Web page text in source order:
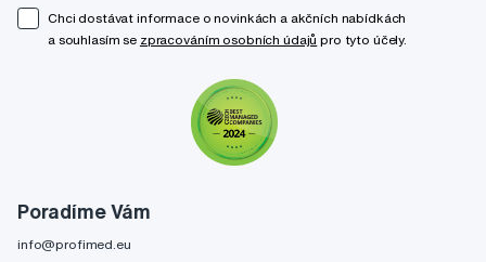
Poradíme Vám
info@profimed.eu
Chci dostávat informace o novinkách a akčních nabídkách
a souhlasím se zpracováním osobních údajů pro tyto účely.